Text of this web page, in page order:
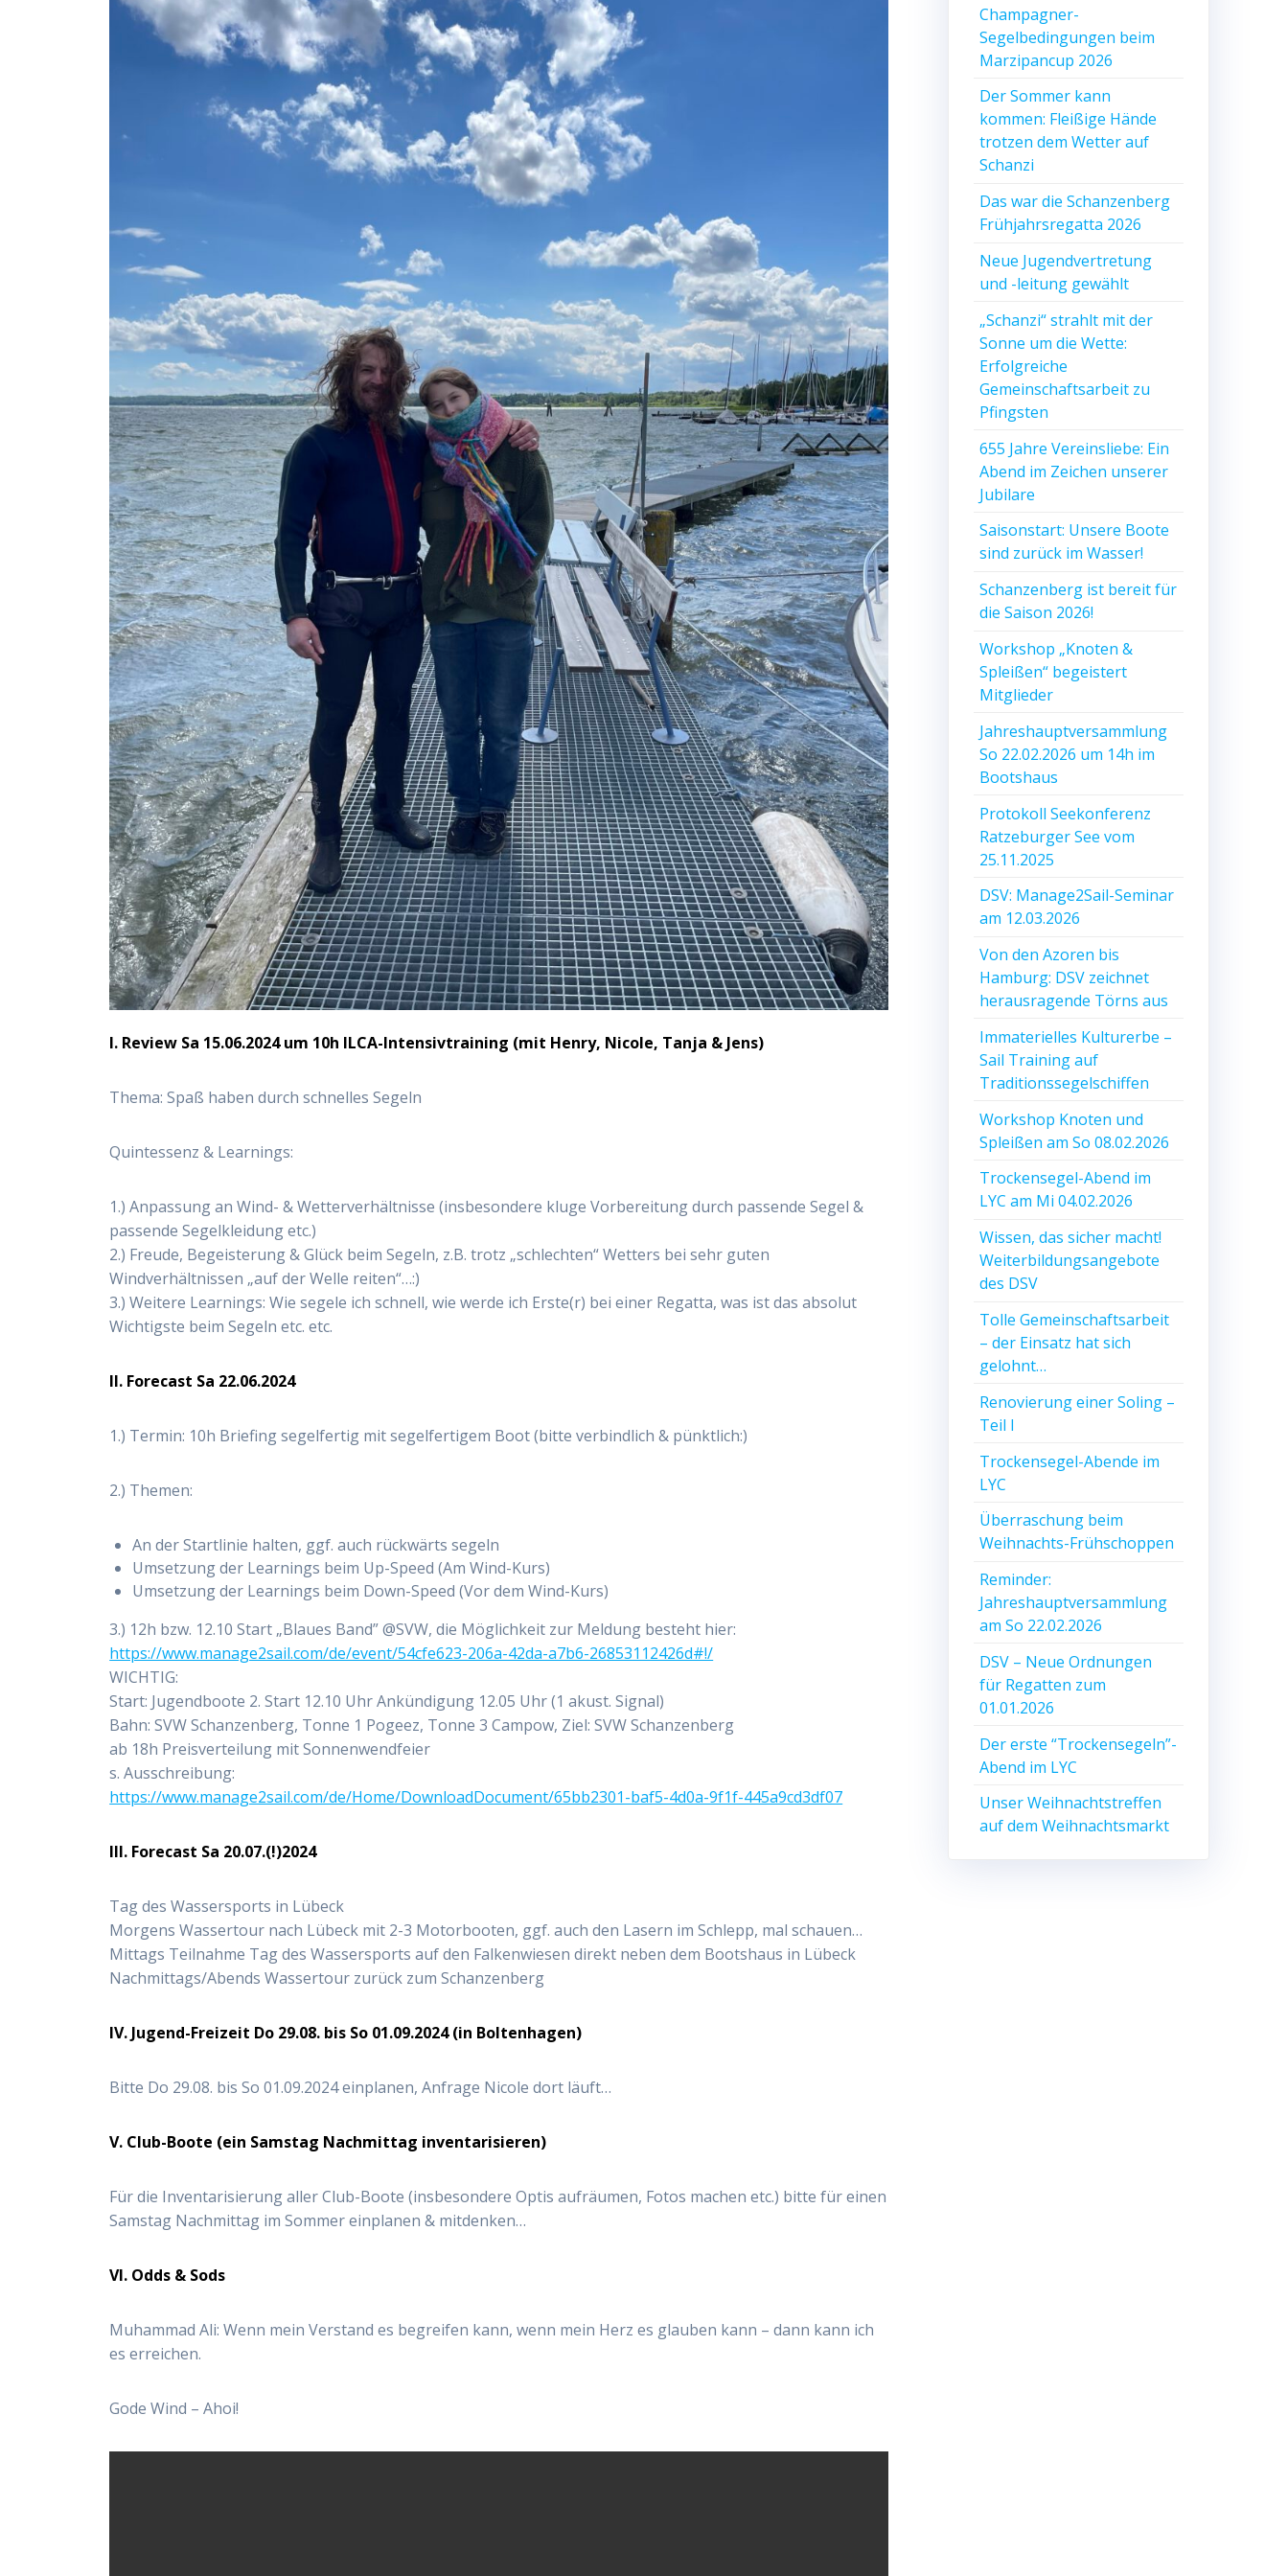
I. Review Sa 15.06.2024 um 10h ILCA-Intensivtraining (mit Henry, Nicole, Tanja & Jens)
Thema: Spaß haben durch schnelles Segeln
Quintessenz & Learnings:
1.) Anpassung an Wind- & Wetterverhältnisse (insbesondere kluge Vorbereitung durch passende Segel &
passende Segelkleidung etc.)
2.) Freude, Begeisterung & Glück beim Segeln, z.B. trotz „schlechten“ Wetters bei sehr guten
Windverhältnissen „auf der Welle reiten“…:)
3.) Weitere Learnings: Wie segele ich schnell, wie werde ich Erste(r) bei einer Regatta, was ist das absolut
Wichtigste beim Segeln etc. etc.
II. Forecast Sa 22.06.2024
1.) Termin: 10h Briefing segelfertig mit segelfertigem Boot (bitte verbindlich & pünktlich:)
2.) Themen:
An der Startlinie halten, ggf. auch rückwärts segeln
Umsetzung der Learnings beim Up-Speed (Am Wind-Kurs)
Umsetzung der Learnings beim Down-Speed (Vor dem Wind-Kurs)
3.) 12h bzw. 12.10 Start „Blaues Band” @SVW, die Möglichkeit zur Meldung besteht hier:
https://www.manage2sail.com/de/event/54cfe623-206a-42da-a7b6-26853112426d#!/
WICHTIG:
Start: Jugendboote 2. Start 12.10 Uhr Ankündigung 12.05 Uhr (1 akust. Signal)
Bahn: SVW Schanzenberg, Tonne 1 Pogeez, Tonne 3 Campow, Ziel: SVW Schanzenberg
ab 18h Preisverteilung mit Sonnenwendfeier
s. Ausschreibung:
https://www.manage2sail.com/de/Home/DownloadDocument/65bb2301-baf5-4d0a-9f1f-445a9cd3df07
III. Forecast Sa 20.07.(!)2024
Tag des Wassersports in Lübeck
Morgens Wassertour nach Lübeck mit 2-3 Motorbooten, ggf. auch den Lasern im Schlepp, mal schauen…
Mittags Teilnahme Tag des Wassersports auf den Falkenwiesen direkt neben dem Bootshaus in Lübeck
Nachmittags/Abends Wassertour zurück zum Schanzenberg
IV. Jugend-Freizeit Do 29.08. bis So 01.09.2024 (in Boltenhagen)
Bitte Do 29.08. bis So 01.09.2024 einplanen, Anfrage Nicole dort läuft…
V. Club-Boote (ein Samstag Nachmittag inventarisieren)
Für die Inventarisierung aller Club-Boote (insbesondere Optis aufräumen, Fotos machen etc.) bitte für einen
Samstag Nachmittag im Sommer einplanen & mitdenken…
VI. Odds & Sods
Muhammad Ali: Wenn mein Verstand es begreifen kann, wenn mein Herz es glauben kann – dann kann ich
es erreichen.
Gode Wind – Ahoi!
Champagner-
Segelbedingungen beim
Marzipancup 2026
Der Sommer kann
kommen: Fleißige Hände
trotzen dem Wetter auf
Schanzi
Das war die Schanzenberg
Frühjahrsregatta 2026
Neue Jugendvertretung
und -leitung gewählt
„Schanzi“ strahlt mit der
Sonne um die Wette:
Erfolgreiche
Gemeinschaftsarbeit zu
Pfingsten
655 Jahre Vereinsliebe: Ein
Abend im Zeichen unserer
Jubilare
Saisonstart: Unsere Boote
sind zurück im Wasser!
Schanzenberg ist bereit für
die Saison 2026!
Workshop „Knoten &
Spleißen“ begeistert
Mitglieder
Jahreshauptversammlung
So 22.02.2026 um 14h im
Bootshaus
Protokoll Seekonferenz
Ratzeburger See vom
25.11.2025
DSV: Manage2Sail-Seminar
am 12.03.2026
Von den Azoren bis
Hamburg: DSV zeichnet
herausragende Törns aus
Immaterielles Kulturerbe –
Sail Training auf
Traditionssegelschiffen
Workshop Knoten und
Spleißen am So 08.02.2026
Trockensegel-Abend im
LYC am Mi 04.02.2026
Wissen, das sicher macht!
Weiterbildungsangebote
des DSV
Tolle Gemeinschaftsarbeit
– der Einsatz hat sich
gelohnt…
Renovierung einer Soling –
Teil I
Trockensegel-Abende im
LYC
Überraschung beim
Weihnachts-Frühschoppen
Reminder:
Jahreshauptversammlung
am So 22.02.2026
DSV – Neue Ordnungen
für Regatten zum
01.01.2026
Der erste “Trockensegeln”-
Abend im LYC
Unser Weihnachtstreffen
auf dem Weihnachtsmarkt